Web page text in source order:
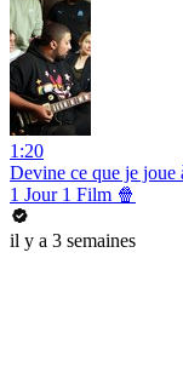
1:20
Devine ce que je joue
1 Jour 1 Film 🍿
il y a 3 semaines